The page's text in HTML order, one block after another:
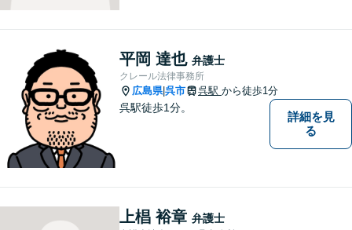
平岡 達也 弁護士
クレール法律事務所
広島県|呉市 呉駅 から徒歩1分
呉駅徒歩1分。
詳細を見
る
上椙 裕章 弁護士